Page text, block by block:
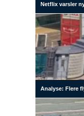
Netflix varsler
Analyse: Flere